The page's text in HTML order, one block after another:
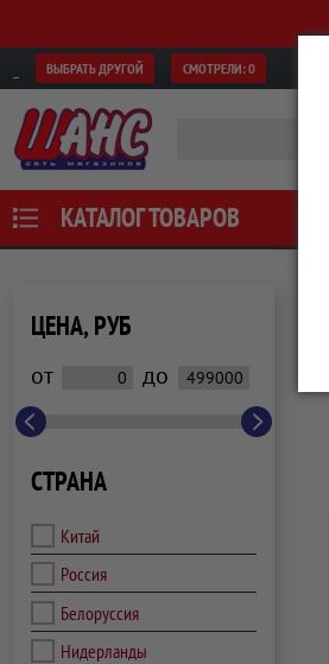
ВЫБРАТЬ ДРУГОЙ СМОТРЕЛИ:0
КАТАЛОГ ТОВАРОВ
ЦЕНА, РУБ
от до
СТРАНА
Китай
Россия
Белоруссия
Нидерланды